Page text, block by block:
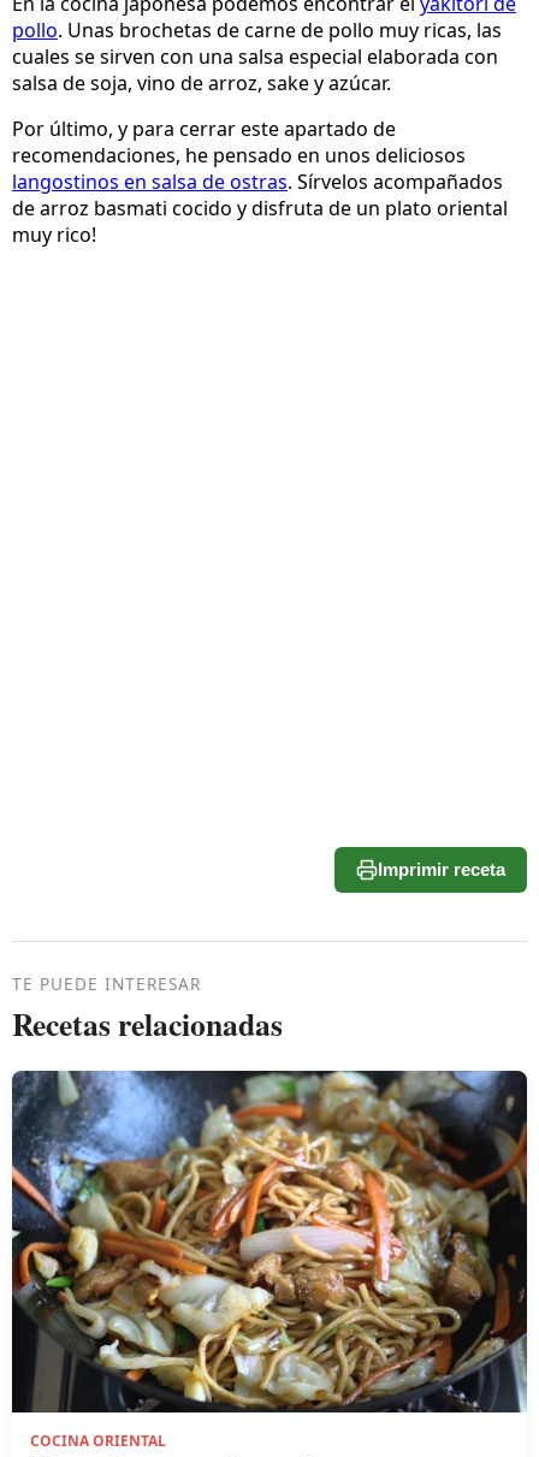
pollo. Unas brochetas de carne de pollo muy ricas, las
cuales se sirven con una salsa especial elaborada con
salsa de soja, vino de arroz, sake y azúcar.
Por último, y para cerrar este apartado de
recomendaciones, he pensado en unos deliciosos
langostinos en salsa de ostras. Sírvelos acompañados
de arroz basmati cocido y disfruta de un plato oriental
muy rico!
Imprimir receta
TE PUEDE INTERESAR
Recetas relacionadas
COCINA ORIENTAL